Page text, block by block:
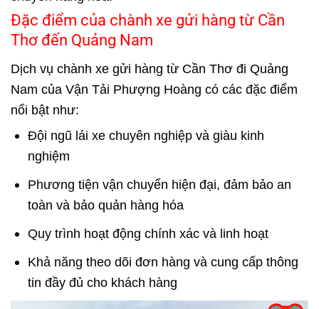
Đặc điểm của chành xe gửi hàng từ Cần
Thơ đến Quảng Nam
Dịch vụ chành xe gửi hàng từ Cần Thơ đi Quảng
Nam của Vận Tải Phượng Hoàng có các đặc điểm
nổi bật như:
Đội ngũ lái xe chuyên nghiệp và giàu kinh
nghiệm
Phương tiện vận chuyển hiện đại, đảm bảo an
toàn và bảo quản hàng hóa
Quy trình hoạt động chính xác và linh hoạt
Khả năng theo dõi đơn hàng và cung cấp thông
tin đầy đủ cho khách hàng